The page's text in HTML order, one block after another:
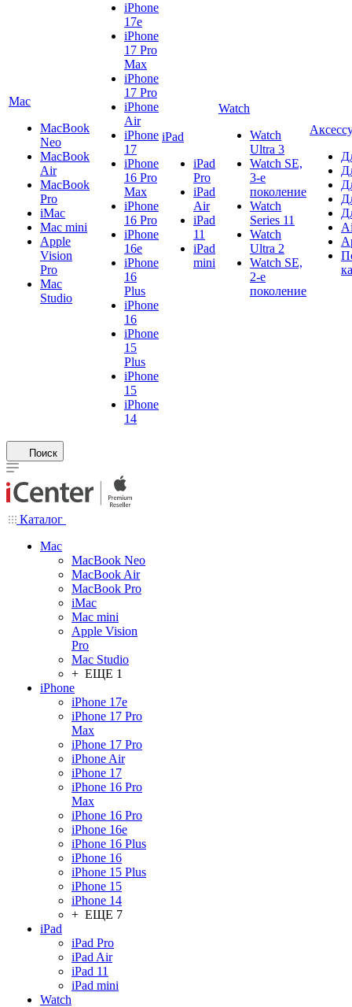
Mac
MacBook
Neo
MacBook
Air
MacBook
Pro
iMac
Mac mini
Apple
Vision
Pro
Mac
Studio
iPhone
17e
iPhone
17 Pro
Max
iPhone
17 Pro
iPhone
Air
iPhone
17
iPhone
16 Pro
Max
iPhone
16 Pro
iPhone
16e
iPhone
16
Plus
iPhone
16
iPhone
15
Plus
iPhone
15
iPhone
14
iPad
iPad
Pro
iPad
Air
iPad
11
iPad
mini
Watch
Watch
Ultra 3
Watch SE,
3-е
поколение
Watch
Series 11
Watch
Ultra 2
Watch SE,
2-е
поколение
Поиск
Каталог
Mac
MacBook Neo
MacBook Air
MacBook Pro
iMac
Mac mini
Apple Vision
Pro
Mac Studio
+ ЕЩЕ 1
iPhone
iPhone 17e
iPhone 17 Pro
Max
iPhone 17 Pro
iPhone Air
iPhone 17
iPhone 16 Pro
Max
iPhone 16 Pro
iPhone 16e
iPhone 16 Plus
iPhone 16
iPhone 15 Plus
iPhone 15
iPhone 14
+ ЕЩЕ 7
iPad
iPad Pro
iPad Air
iPad 11
iPad mini
Watch